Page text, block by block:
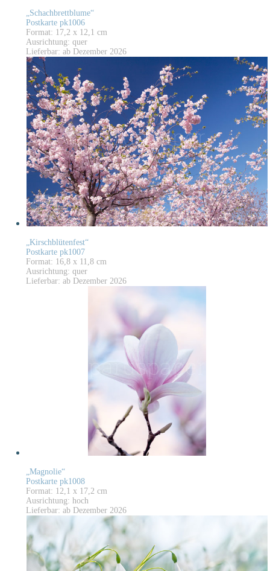
„Schachbrettblume“
Postkarte pk1006
Format: 17,2 x 12,1 cm
Ausrichtung: quer
Lieferbar: ab Dezember 2026
„Kirschblütenfest“
Postkarte pk1007
Format: 16,8 x 11,8 cm
Ausrichtung: quer
Lieferbar: ab Dezember 2026
„Magnolie“
Postkarte pk1008
Format: 12,1 x 17,2 cm
Ausrichtung: hoch
Lieferbar: ab Dezember 2026